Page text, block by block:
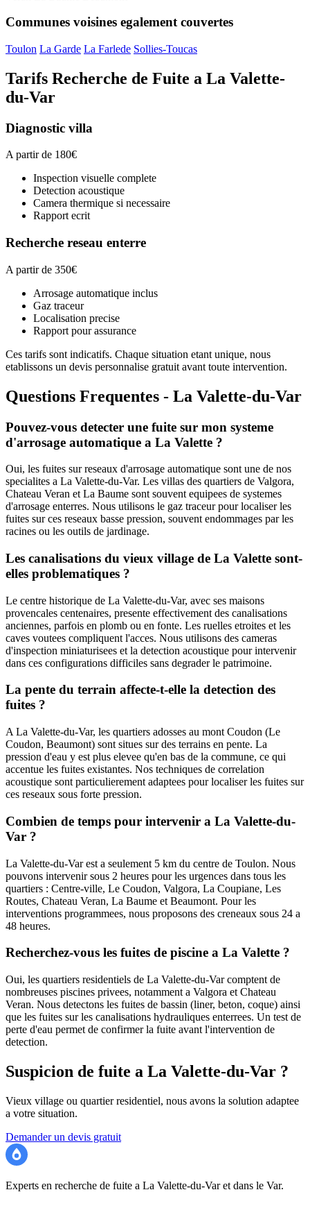
Communes voisines egalement couvertes
Toulon La Garde La Farlede Sollies-Toucas
Tarifs Recherche de Fuite a La Valette-
du-Var
Diagnostic villa
A partir de 180€
Inspection visuelle complete
Detection acoustique
Camera thermique si necessaire
Rapport ecrit
Recherche reseau enterre
A partir de 350€
Arrosage automatique inclus
Gaz traceur
Localisation precise
Rapport pour assurance
Ces tarifs sont indicatifs. Chaque situation etant unique, nous
etablissons un devis personnalise gratuit avant toute intervention.
Questions Frequentes - La Valette-du-Var
Pouvez-vous detecter une fuite sur mon systeme
d'arrosage automatique a La Valette ?
Oui, les fuites sur reseaux d'arrosage automatique sont une de nos
specialites a La Valette-du-Var. Les villas des quartiers de Valgora,
Chateau Veran et La Baume sont souvent equipees de systemes
d'arrosage enterres. Nous utilisons le gaz traceur pour localiser les
fuites sur ces reseaux basse pression, souvent endommages par les
racines ou les outils de jardinage.
Les canalisations du vieux village de La Valette sont-
elles problematiques ?
Le centre historique de La Valette-du-Var, avec ses maisons
provencales centenaires, presente effectivement des canalisations
anciennes, parfois en plomb ou en fonte. Les ruelles etroites et les
caves voutees compliquent l'acces. Nous utilisons des cameras
d'inspection miniaturisees et la detection acoustique pour intervenir
dans ces configurations difficiles sans degrader le patrimoine.
La pente du terrain affecte-t-elle la detection des
fuites ?
A La Valette-du-Var, les quartiers adosses au mont Coudon (Le
Coudon, Beaumont) sont situes sur des terrains en pente. La
pression d'eau y est plus elevee qu'en bas de la commune, ce qui
accentue les fuites existantes. Nos techniques de correlation
acoustique sont particulierement adaptees pour localiser les fuites sur
ces reseaux sous forte pression.
Combien de temps pour intervenir a La Valette-du-
Var ?
La Valette-du-Var est a seulement 5 km du centre de Toulon. Nous
pouvons intervenir sous 2 heures pour les urgences dans tous les
quartiers : Centre-ville, Le Coudon, Valgora, La Coupiane, Les
Routes, Chateau Veran, La Baume et Beaumont. Pour les
interventions programmees, nous proposons des creneaux sous 24 a
48 heures.
Recherchez-vous les fuites de piscine a La Valette ?
Oui, les quartiers residentiels de La Valette-du-Var comptent de
nombreuses piscines privees, notamment a Valgora et Chateau
Veran. Nous detectons les fuites de bassin (liner, beton, coque) ainsi
que les fuites sur les canalisations hydrauliques enterrees. Un test de
perte d'eau permet de confirmer la fuite avant l'intervention de
detection.
Suspicion de fuite a La Valette-du-Var ?
Vieux village ou quartier residentiel, nous avons la solution adaptee
a votre situation.
Demander un devis gratuit
Experts en recherche de fuite a La Valette-du-Var et dans le Var.